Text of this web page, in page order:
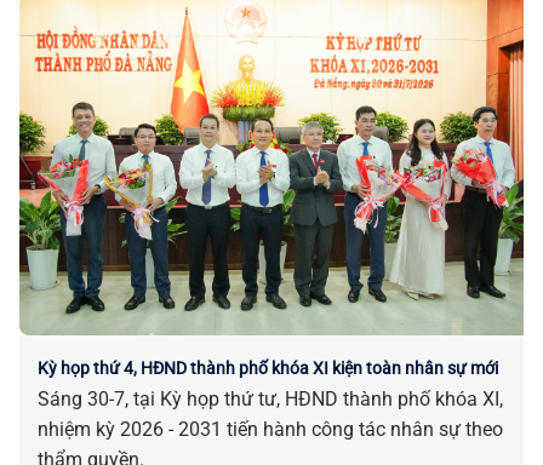
Kỳ họp thứ 4, HĐND thành phố khóa XI kiện toàn nhân sự mới
Sáng 30-7, tại Kỳ họp thứ tư, HĐND thành phố khóa XI,
nhiệm kỳ 2026 - 2031 tiến hành công tác nhân sự theo
thẩm quyền.